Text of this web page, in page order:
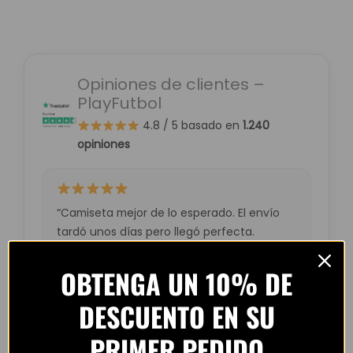
Opiniones de clientes –
PlayFutbol
4.8 / 5 basado en 1.240
opiniones
“Camiseta mejor de lo esperado. El envío
tardó unos días pero llegó perfecta.
— Laura M. (España)
OBTENGA UN 10% DE
DESCUENTO EN SU